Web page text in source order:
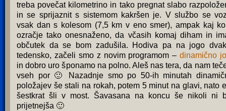
treba povečat kilometrino in tako pregnat slabo
in se sprijaznit s sistemom kakršen je. V službo se
vsak dan s kolesom (7,5 km v eno smer), ampak kaj
ozračje tako onesnaženo, da včasih komaj diham in
občutek da se bom zadušila. Hodiva pa na jogo
tedensko, začeli smo z novim programom –dinamično
in dobro uro šponamo na polno. Aleš nas tera, da nam
vseh por 🙂 Nazadnje smo po 50-ih minutah
položajev še stali na rokah, potem 5 minut na glavi, nato
šestkrat šli v most. Šavasana na koncu še nikoli ni
prijetnejša 🙂